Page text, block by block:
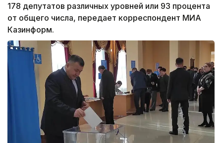
178 депутатов различных уровней или 93 процента
от общего числа, передает корреспондент МИА
Казинформ.